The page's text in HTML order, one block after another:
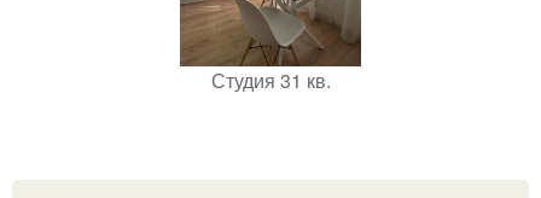
Студия 31 кв.